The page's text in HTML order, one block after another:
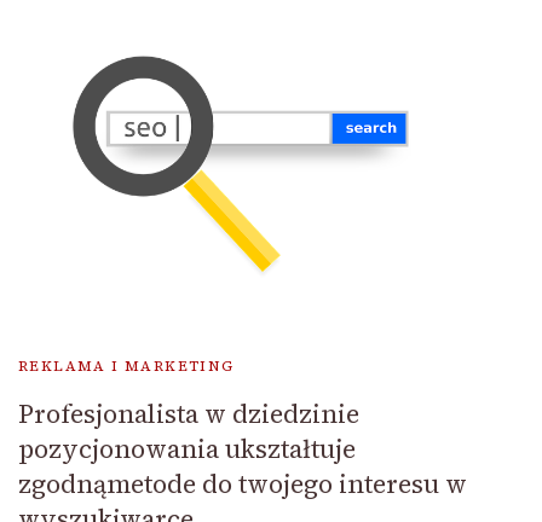
REKLAMA I MARKETING
Profesjonalista w dziedzinie
pozycjonowania ukształtuje
zgodnąmetode do twojego interesu w